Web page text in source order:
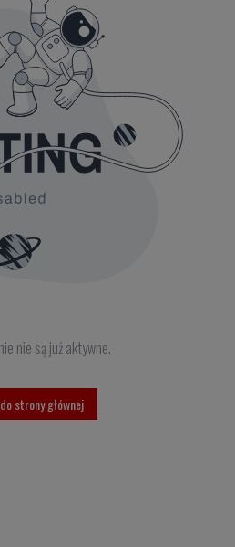
nie są już aktywne.
strony głównej